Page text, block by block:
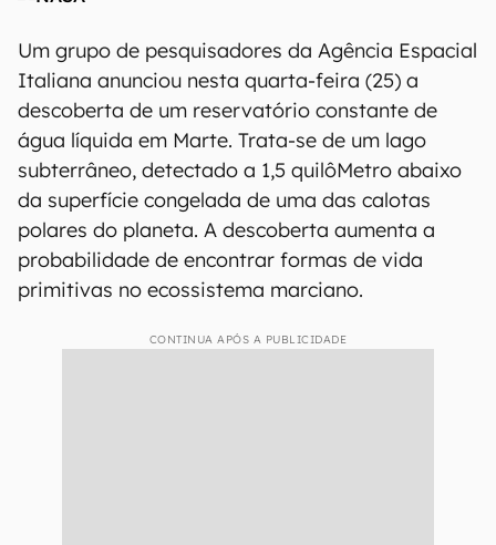
Um grupo de pesquisadores da Agência Espacial
Italiana anunciou nesta quarta-feira (25) a
descoberta de um reservatório constante de
água líquida em Marte. Trata-se de um lago
subterrâneo, detectado a 1,5 quilôMetro abaixo
da superfície congelada de uma das calotas
polares do planeta. A descoberta aumenta a
probabilidade de encontrar formas de vida
primitivas no ecossistema marciano.
CONTINUA APÓS A PUBLICIDADE